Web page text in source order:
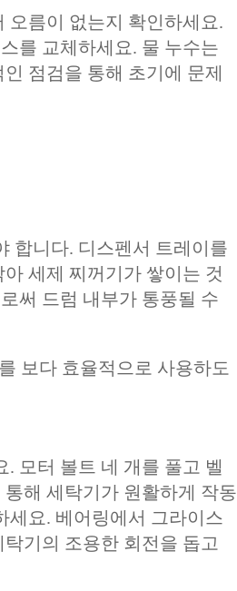
오름이 없는지 확인하세요.
를 교체하세요. 물 누수는
점검을 통해 초기에 문제
합니다. 디스펜서 트레이를
세제 찌꺼기가 쌓이는 것
써 드럼 내부가 통풍될 수
보다 효율적으로 사용하도
모터 볼트 네 개를 풀고 벨
해 세탁기가 원활하게 작동
세요. 베어링에서 그라이스
기의 조용한 회전을 돕고